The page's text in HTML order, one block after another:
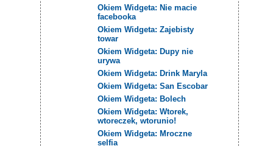
Okiem Widgeta: Nie macie
facebooka
Okiem Widgeta: Zajebisty
towar
Okiem Widgeta: Dupy nie
urywa
Okiem Widgeta: Drink Maryla
Okiem Widgeta: San Escobar
Okiem Widgeta: Bolech
Okiem Widgeta: Wtorek,
wtoreczek, wtorunio!
Okiem Widgeta: Mroczne
selfia